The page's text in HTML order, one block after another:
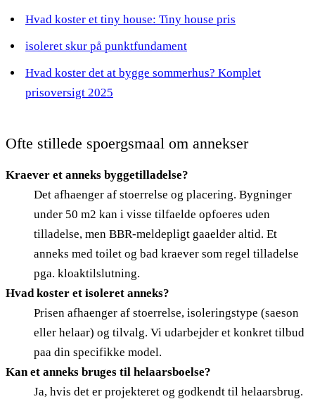
Hvad koster et tiny house: Tiny house pris
isoleret skur på punktfundament
Hvad koster det at bygge sommerhus? Komplet
prisoversigt 2025
Ofte stillede spoergsmaal om annekser
Kraever et anneks byggetilladelse?
Det afhaenger af stoerrelse og placering. Bygninger
under 50 m2 kan i visse tilfaelde opfoeres uden
tilladelse, men BBR-meldepligt gaaelder altid. Et
anneks med toilet og bad kraever som regel tilladelse
pga. kloaktilslutning.
Hvad koster et isoleret anneks?
Prisen afhaenger af stoerrelse, isoleringstype (saeson
eller helaar) og tilvalg. Vi udarbejder et konkret tilbud
paa din specifikke model.
Kan et anneks bruges til helaarsboelse?
Ja, hvis det er projekteret og godkendt til helaarsbrug.